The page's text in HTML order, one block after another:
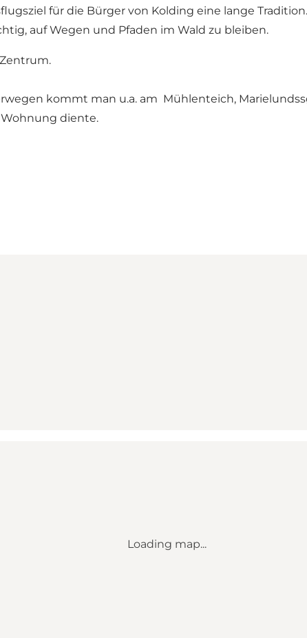
für die Bürger von Kolding eine lange Tradition.
auf Wegen und Pfaden im Wald zu bleiben.
kommt man u.a. am Mühlenteich,
diente.
Loading map...